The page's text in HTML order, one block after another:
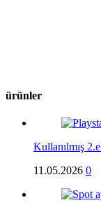
ürünler
Kullanılmış
11.05.2026 0